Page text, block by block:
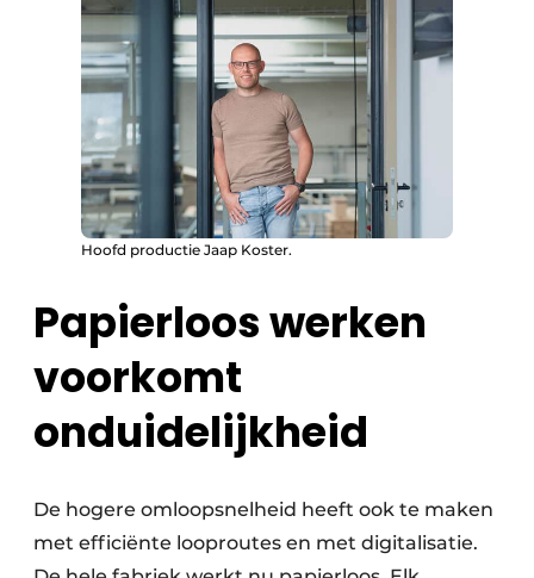
Hoofd productie Jaap Koster.
Papierloos werken
voorkomt
onduidelijkheid
De hogere omloopsnelheid heeft ook te maken
met efficiënte looproutes en met digitalisatie.